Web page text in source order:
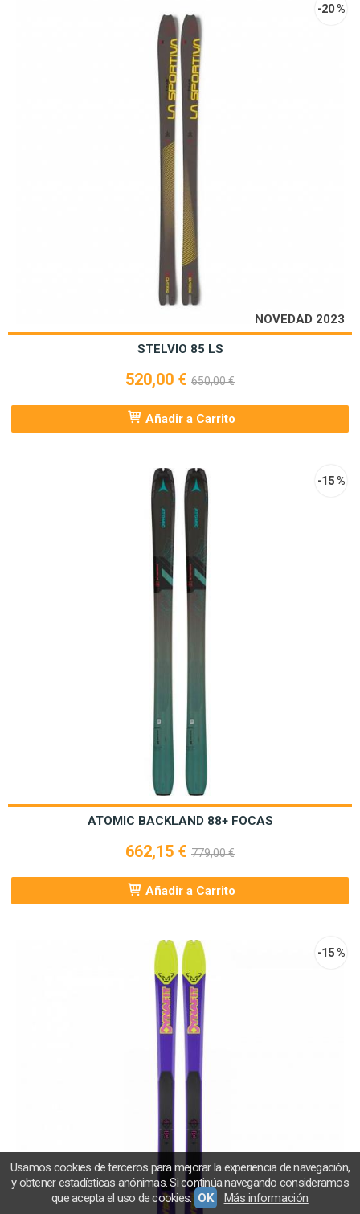
NOVEDAD 2023
-20 %
STELVIO 85 LS
520,00 € 650,00 €
Añadir a Carrito
-15 %
ATOMIC BACKLAND 88+ FOCAS
662,15 € 779,00 €
Añadir a Carrito
-15 %
Usamos cookies de terceros para mejorar la experiencia de navegación,
y obtener estadísticas anónimas. Si continúa navegando consideramos
que acepta el uso de cookies. OK Más información